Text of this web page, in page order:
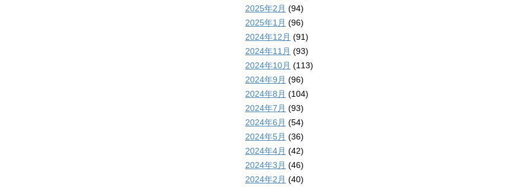
2025年2月 (94)
2025年1月 (96)
2024年12月 (91)
2024年11月 (93)
2024年10月 (113)
2024年9月 (96)
2024年8月 (104)
2024年7月 (93)
2024年6月 (54)
2024年5月 (36)
2024年4月 (42)
2024年3月 (46)
2024年2月 (40)